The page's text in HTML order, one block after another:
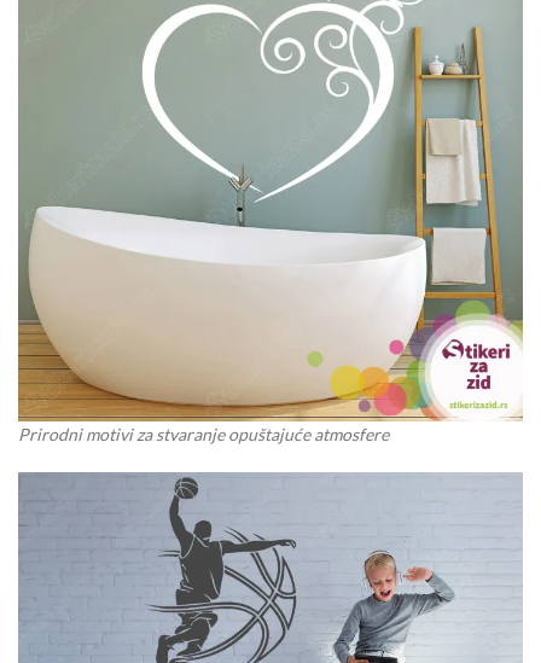
Prirodni motivi za stvaranje opuštajuće atmosfere